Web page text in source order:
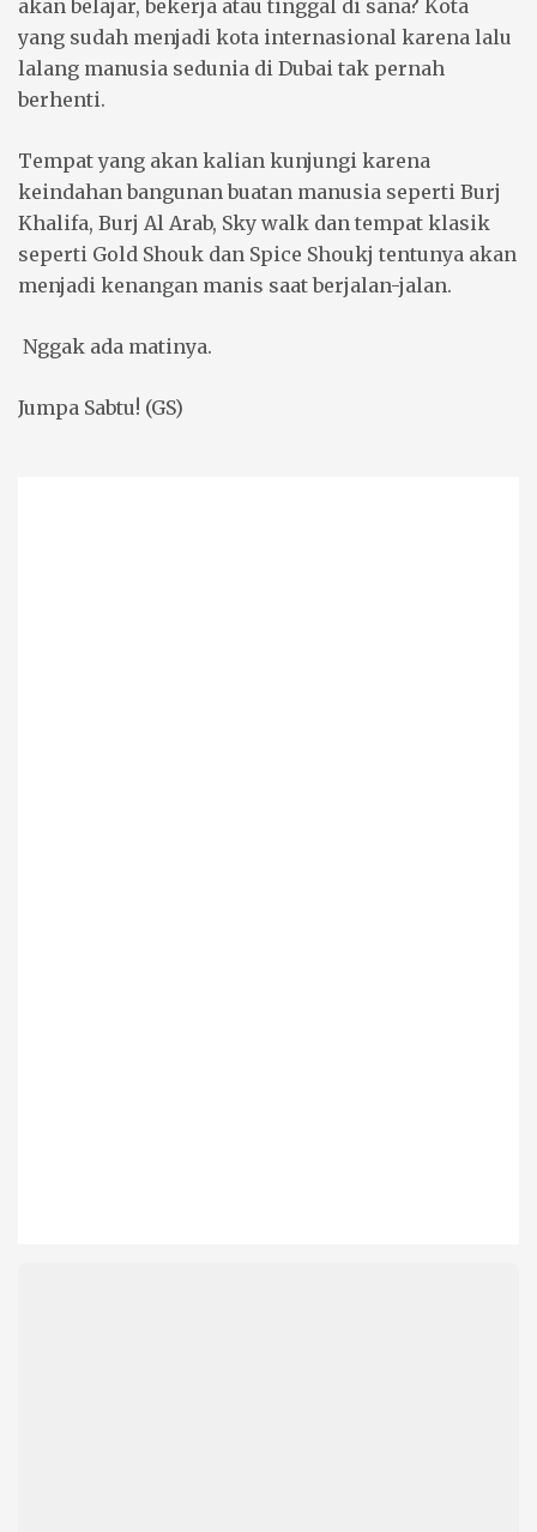
akan belajar, bekerja atau tinggal di sana? Kota
yang sudah menjadi kota internasional karena lalu
lalang manusia sedunia di Dubai tak pernah
berhenti.
Tempat yang akan kalian kunjungi karena
keindahan bangunan buatan manusia seperti Burj
Khalifa, Burj Al Arab, Sky walk dan tempat klasik
seperti Gold Shouk dan Spice Shoukj tentunya akan
menjadi kenangan manis saat berjalan-jalan.
Nggak ada matinya.
Jumpa Sabtu! (GS)